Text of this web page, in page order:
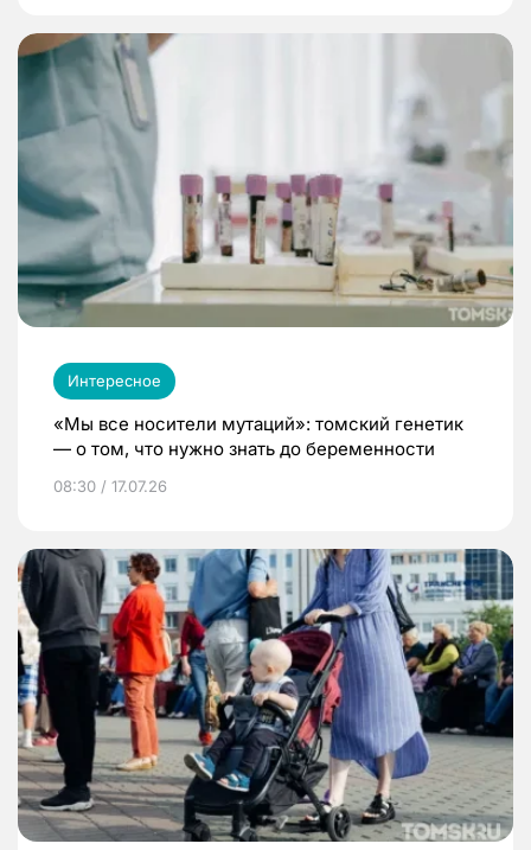
Интересное
«Мы все носители мутаций»: томский генетик
— о том, что нужно знать до беременности
08:30 / 17.07.26